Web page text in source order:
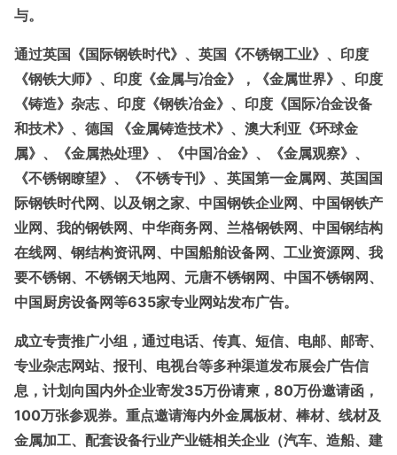
与。
通过英国《国际钢铁时代》、英国《不锈钢工业》、印度
《钢铁大师》、印度《金属与冶金》，《金属世界》、印度
《铸造》杂志 、印度《钢铁冶金》、印度《国际冶金设备
和技术》、德国 《金属铸造技术》、澳大利亚《环球金
属》、《金属热处理》、《中国冶金》、《金属观察》、
《不锈钢瞭望》、《不锈专刊》、英国第一金属网、英国国
际钢铁时代网、以及钢之家、中国钢铁企业网、中国钢铁产
业网、我的钢铁网、中华商务网、兰格钢铁网、中国钢结构
在线网、钢结构资讯网、中国船舶设备网、工业资源网、我
要不锈钢、不锈钢天地网、元唐不锈钢网、中国不锈钢网、
中国厨房设备网等635家专业网站发布广告。
成立专责推广小组，通过电话、传真、短信、电邮、邮寄、
专业杂志网站、报刊、电视台等多种渠道发布展会广告信
息，计划向国内外企业寄发35万份请柬，80万份邀请函，
100万张参观券。重点邀请海内外金属板材、棒材、线材及
金属加工、配套设备行业产业链相关企业（汽车、造船、建